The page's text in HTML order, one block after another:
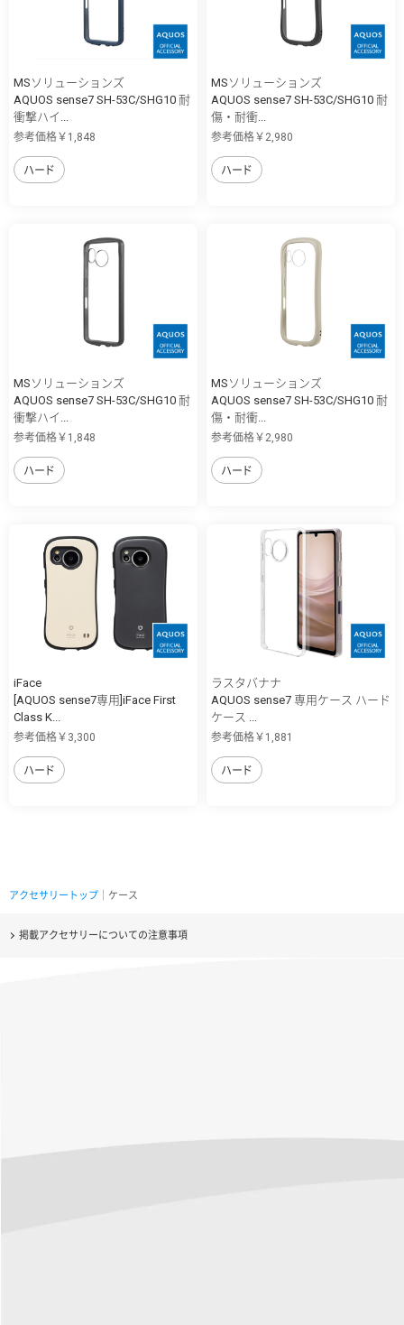
MSソリューションズ
AQUOS sense7 SH-53C/SHG10 耐
衝撃ハイ...
参考価格￥1,848
ハード
MSソリューションズ
AQUOS sense7 SH-53C/SHG10 耐
傷・耐衝...
参考価格￥2,980
ハード
MSソリューションズ
AQUOS sense7 SH-53C/SHG10 耐
衝撃ハイ...
参考価格￥1,848
ハード
MSソリューションズ
AQUOS sense7 SH-53C/SHG10 耐
傷・耐衝...
参考価格￥2,980
ハード
iFace
[AQUOS sense7専用]iFace First
Class K...
参考価格￥3,300
ハード
ラスタバナナ
AQUOS sense7 専用ケース ハード
ケース ...
参考価格￥1,881
ハード
アクセサリートップ ｜ケース
掲載アクセサリーについての注意事項